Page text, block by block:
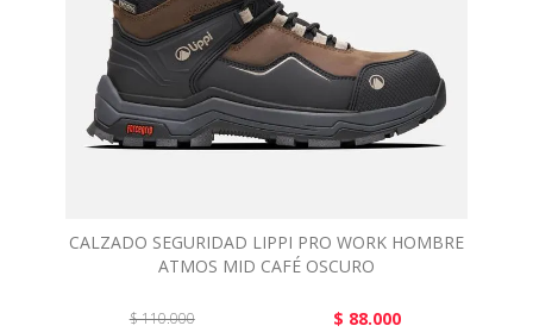
CALZADO SEGURIDAD LIPPI PRO WORK HOMBRE
ATMOS MID CAFÉ OSCURO
$ 110.000 $ 88.000